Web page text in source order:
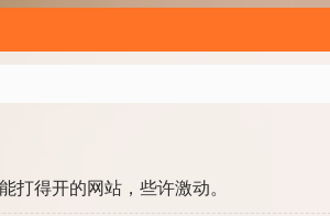
打得开的网站，些许激动。